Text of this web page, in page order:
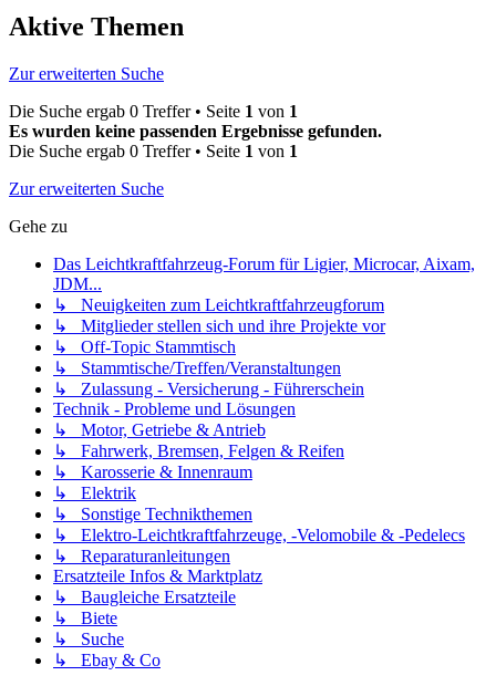
Aktive Themen
Zur erweiterten Suche
Die Suche ergab 0 Treffer • Seite 1 von 1
Es wurden keine passenden Ergebnisse gefunden.
Die Suche ergab 0 Treffer • Seite 1 von 1
Zur erweiterten Suche
Gehe zu
Das Leichtkraftfahrzeug-Forum für Ligier, Microcar, Aixam,
JDM...
↳ Neuigkeiten zum Leichtkraftfahrzeugforum
↳ Mitglieder stellen sich und ihre Projekte vor
↳ Off-Topic Stammtisch
↳ Stammtische/Treffen/Veranstaltungen
↳ Zulassung - Versicherung - Führerschein
Technik - Probleme und Lösungen
↳ Motor, Getriebe & Antrieb
↳ Fahrwerk, Bremsen, Felgen & Reifen
↳ Karosserie & Innenraum
↳ Elektrik
↳ Sonstige Technikthemen
↳ Elektro-Leichtkraftfahrzeuge, -Velomobile & -Pedelecs
↳ Reparaturanleitungen
Ersatzteile Infos & Marktplatz
↳ Baugleiche Ersatzteile
↳ Biete
↳ Suche
↳ Ebay & Co